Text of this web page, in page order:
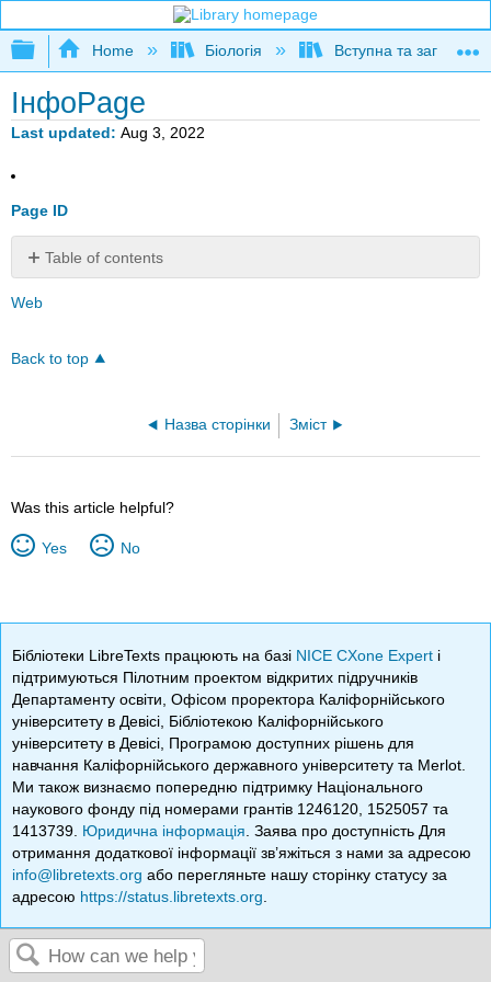
Expand/collapse global hierarchy
Home Біологія Вступна та загальна
ІнфоPage
Last updated Aug 3, 2022
Page ID
Table of contents
No
headers
Web
Back to top
Назва сторінки Зміст
Was this article helpful?
Yes No
Бібліотеки LibreTexts працюють на базі NICE CXone Expert і
підтримуються Пілотним проектом відкритих підручників
Департаменту освіти, Офісом проректора Каліфорнійського
університету в Девісі, Бібліотекою Каліфорнійського
університету в Девісі, Програмою доступних рішень для
навчання Каліфорнійського державного університету та Merlot.
Ми також визнаємо попередню підтримку Національного
наукового фонду під номерами грантів 1246120, 1525057 та
1413739. Юридична інформація . Заява про доступність Для
отримання додаткової інформації зв’яжіться з нами за адресою
info@libretexts.org або перегляньте нашу сторінку статусу за
адресою https://status.libretexts.org